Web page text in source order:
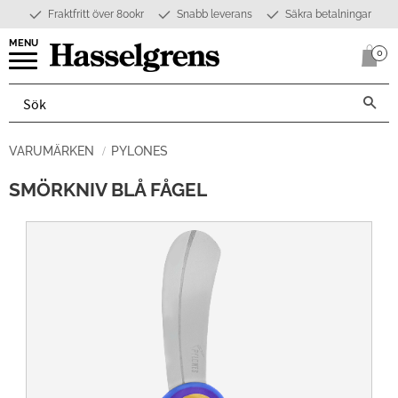
Meny
Fraktfritt över 800kr Snabb leverans Säkra betalningar
0
VARUMÄRKEN PYLONES
SMÖRKNIV BLÅ FÅGEL